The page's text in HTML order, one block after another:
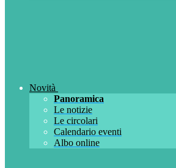
Novità
Panoramica
Le notizie
Le circolari
Calendario eventi
Albo online